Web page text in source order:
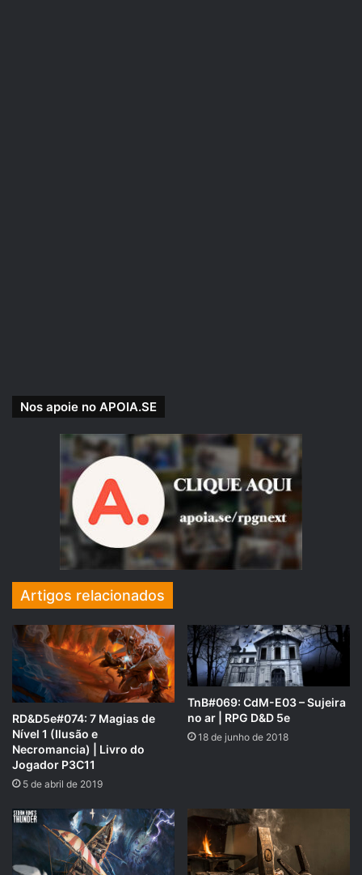
APOIE NOSSA CAUSA!
Nossa Campanha do PADRIM está no AR! Acesse e
veja nossas Metas e Recompensas para os patronos.
padrim.com.br/rpgnext
Nos apoie no APOIA.SE
Artigos relacionados
RD&D5e#074: 7 Magias de
Nível 1 (Ilusão e
Necromancia) | Livro do
Jogador P3C11
5 de abril de 2019
TnB#069: CdM-E03 – Sujeira
no ar | RPG D&D 5e
18 de junho de 2018